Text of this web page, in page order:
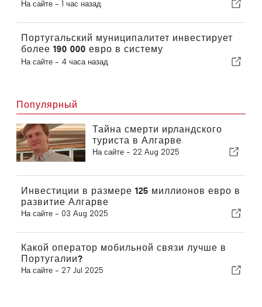
На сайте - 1 час назад
Португальский муниципалитет инвестирует
более 190 000 евро в систему
водоснабжения
На сайте - 4 часа назад
Популярный
Тайна смерти ирландского
туриста в Алгарве
На сайте - 22 Aug 2025
Инвестиции в размере 125 миллионов евро в
развитие Алгарве
На сайте - 03 Aug 2025
Какой оператор мобильной связи лучше в
Португалии?
На сайте - 27 Jul 2025